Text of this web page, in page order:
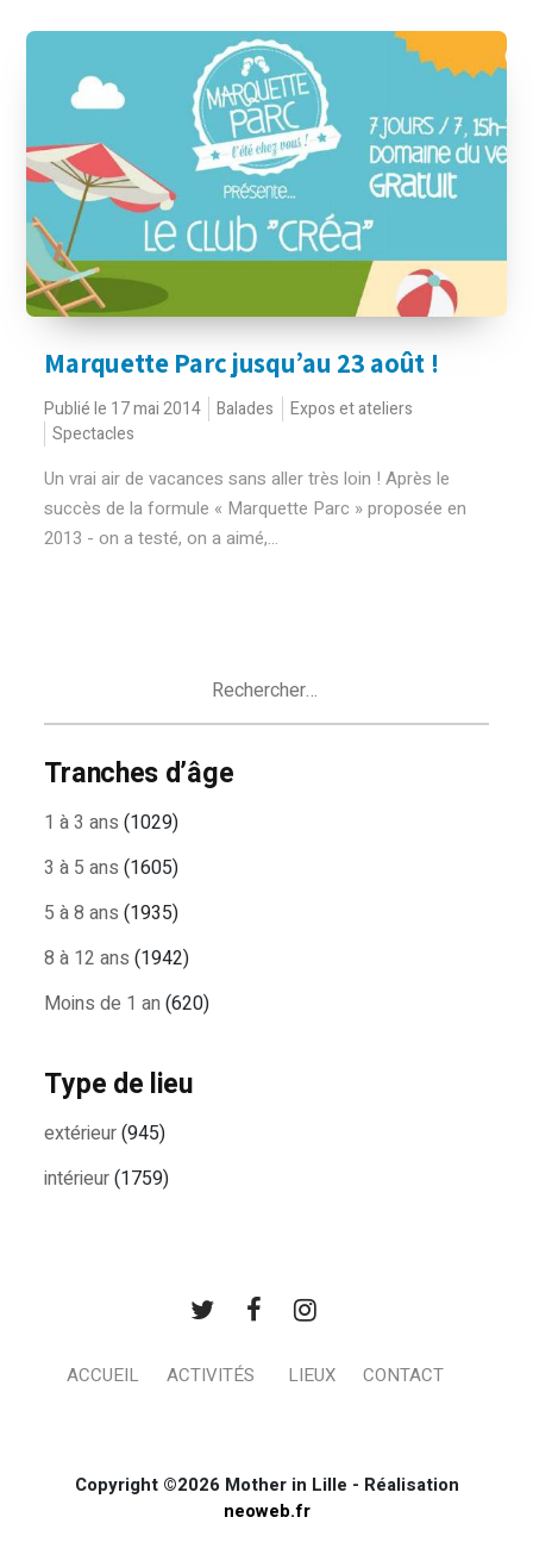
Marquette Parc jusqu’au 23 août !
Publié le 17 mai 2014 Balades
Expos et ateliers
Spectacles
Un vrai air de vacances sans aller très loin ! Après le
succès de la formule « Marquette Parc » proposée en
2013 - on a testé, on a aimé,...
Tranches d’âge
1 à 3 ans (1029)
3 à 5 ans (1605)
5 à 8 ans (1935)
8 à 12 ans (1942)
Moins de 1 an (620)
Type de lieu
extérieur(945)
intérieur(1759)
ACCUEIL ACTIVITÉS LIEUX CONTACT
Copyright ©2026 Mother in Lille - Réalisation
neoweb.fr